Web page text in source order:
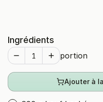
Ingrédients
portion
Ajouter à